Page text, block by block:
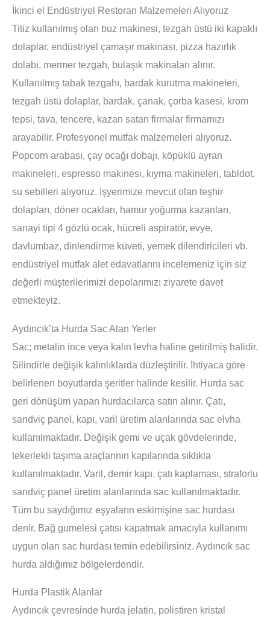
İkinci el Endüstriyel Restoran Malzemeleri Alıyoruz
Titiz kullanılmış olan buz makinesi, tezgah üstü iki kapaklı
dolaplar, endüstriyel çamaşır makinası, pizza hazırlık
dolabı, mermer tezgah, bulaşık makinaları alınır.
Kullanılmış tabak tezgahı, bardak kurutma makineleri,
tezgah üstü dolaplar, bardak, çanak, çorba kasesi, krom
tepsi, tava, tencere, kazan satan firmalar firmamızı
arayabilir. Profesyonel mutfak malzemeleri alıyoruz.
Popcorn arabası, çay ocağı dobajı, köpüklü ayran
makineleri, espresso makinesi, kıyma makineleri, tabldot,
su sebilleri alıyoruz. İşyerimize mevcut olan teşhir
dolapları, döner ocakları, hamur yoğurma kazanları,
sanayi tipi 4 gözlü ocak, hücreli aspiratör, evye,
davlumbaz, dinlendirme küveti, yemek dilendiricileri vb.
endüstriyel mutfak alet edavatlarını incelemeniz için siz
değerli müşterilerimizi depolarımızı ziyarete davet
etmekteyiz.
Aydıncık’ta Hurda Sac Alan Yerler
Sac; metalin ince veya kalın levha haline getirilmiş halidir.
Silindirle değişik kalınlıklarda düzleştirilir. İhtiyaca göre
belirlenen boyutlarda şeritler halinde kesilir. Hurda sac
geri dönüşüm yapan hurdacılarca satın alınır. Çatı,
sandviç panel, kapı, varil üretim alanlarında sac elvha
kullanılmaktadır. Değişik gemi ve uçak gövdelerinde,
tekerlekli taşıma araçlarının kapılarında sıklıkla
kullanılmaktadır. Varil, demir kapı, çatı kaplaması, straforlu
sandviç panel üretim alanlarında sac kullanılmaktadır.
Tüm bu saydığımız eşyaların eskimişine sac hurdası
denir. Bağ gumelesi çatısı kapatmak amacıyla kullanımı
uygun olan sac hurdası temin edebilirsiniz. Aydıncık sac
hurda aldığımız bölgelerdendir.
Hurda Plastik Alanlar
Aydıncık çevresinde hurda jelatin, polistiren kristal